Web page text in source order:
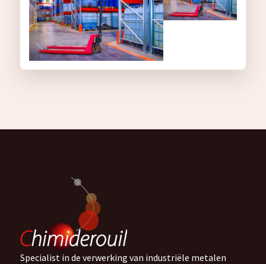
Specialist in de verwerking van industriële metalen